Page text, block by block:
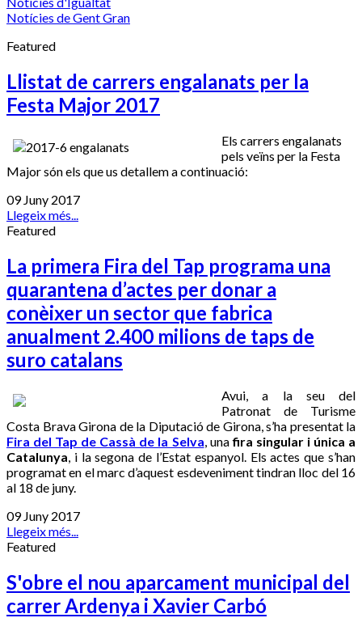
Notícies de Gent Gran
Featured
Llistat de carrers engalanats per la
Festa Major 2017
Els carrers engalanats
pels veïns per la Festa
Major són els que us detallem a continuació:
09 Juny 2017
Llegeix més...
Featured
La primera Fira del Tap programa una
quarantena d’actes per donar a
conèixer un sector que fabrica
anualment 2.400 milions de taps de
suro catalans
Avui, a la seu del
Patronat de Turisme
Costa Brava Girona de la Diputació de Girona, s’ha presentat la
Fira del Tap de Cassà de la Selva , unafira singular i única a
Catalunya , i la segona de l’Estat espanyol. Els actes que s’han
programat en el marc d’aquest esdeveniment tindran lloc del 16
al 18 de juny.
09 Juny 2017
Llegeix més...
Featured
S'obre el nou aparcament municipal del
carrer Ardenya i Xavier Carbó